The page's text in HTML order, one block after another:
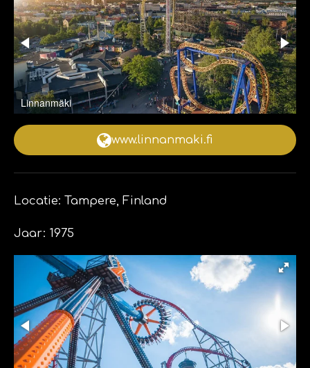
Linnanmäki
www.linnanmaki.fi
Locatie: Tampere, Finland
Jaar: 1975